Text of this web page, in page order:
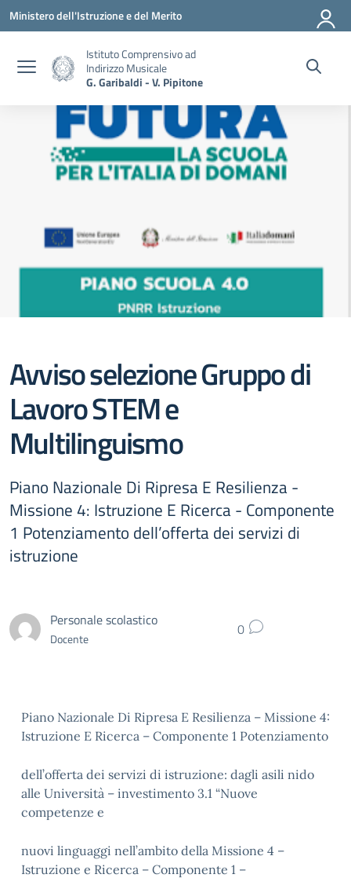
Vai ai contenuti
Vai al menu di navigazione
Vai al footer
Ministero dell'Istruzione e del Merito
Istituto Comprensivo ad
Indirizzo Musicale
G. Garibaldi - V. Pipitone
Avviso selezione Gruppo di
Lavoro STEM e
Multilinguismo
Piano Nazionale Di Ripresa E Resilienza -
Missione 4: Istruzione E Ricerca - Componente
1 Potenziamento dell’offerta dei servizi di
istruzione
Personale scolastico
Docente 0
Piano Nazionale Di Ripresa E Resilienza – Missione 4:
Istruzione E Ricerca – Componente 1 Potenziamento
dell’offerta dei servizi di istruzione: dagli asili nido
alle Università – investimento 3.1 “Nuove
competenze e
nuovi linguaggi nell’ambito della Missione 4 –
Istruzione e Ricerca – Componente 1 –